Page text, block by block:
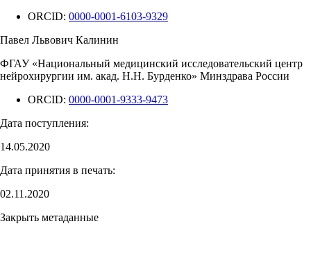
ORCID: 0000-0001-6103-9329
Павел Львович Калинин
ФГАУ «Национальный медицинский исследовательский центр
нейрохирургии им. акад. Н.Н. Бурденко» Минздрава России
ORCID: 0000-0001-9333-9473
Дата поступления:
14.05.2020
Дата принятия в печать:
02.11.2020
Закрыть метаданные